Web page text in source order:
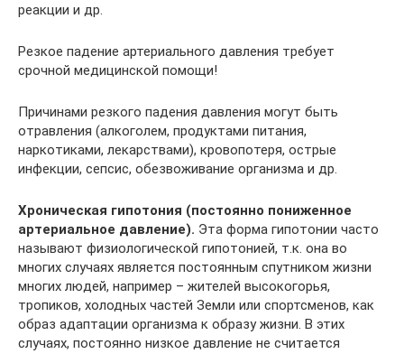
реакции и др.
Резкое падение артериального давления требует
срочной медицинской помощи!
Причинами резкого падения давления могут быть
отравления (алкоголем, продуктами питания,
наркотиками, лекарствами), кровопотеря, острые
инфекции, сепсис, обезвоживание организма и др.
Хроническая гипотония (постоянно пониженное
артериальное давление). Эта форма гипотонии часто
называют физиологической гипотонией, т.к. она во
многих случаях является постоянным спутником жизни
многих людей, например – жителей высокогорья,
тропиков, холодных частей Земли или спортсменов, как
образ адаптации организма к образу жизни. В этих
случаях, постоянно низкое давление не считается